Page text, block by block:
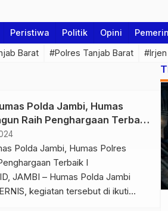
Peristiwa Politik Opini
Barat #Polres Tanjab Barat
Polda Jambi, Humas
Raih Penghargaan Terbaik
Polda Jambi, Humas Polres
Terbaik I
JAMBI – Humas Polda Jambi
kegiatan tersebut di ikuti